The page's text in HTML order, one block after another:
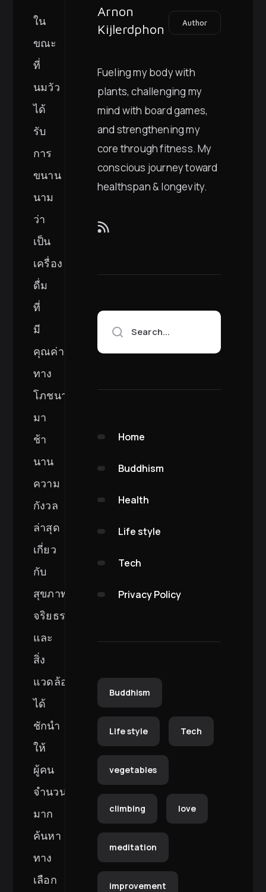
ใน
ขณะ
ที่
นมวัว
ได้
รับ
การ
ขนาน
นาม
ว่า
เป็น
เครื่อง
ดื่ม
ที่
มี
คุณค่า
ทาง
โภชนาการ
มา
ช้า
นาน
ความ
กังวล
ล่าสุด
เกี่ยว
กับ
สุขภาพ
จริยธรรม
และ
สิ่ง
แวดล้อม
ได้
ชักนำ
ให้
ผู้คน
จำนวน
มาก
ค้นหา
ทาง
เลือก
Arnon
Kijlerdphon
Author
Fueling my body with
plants, challenging my
mind with board games,
and strengthening my
core through fitness. My
conscious journey toward
healthspan & longevity.
Search...
Home
Buddhism
Health
Life style
Tech
Privacy Policy
Buddhism
Life style Tech
vegetables
climbing love
meditation
improvement